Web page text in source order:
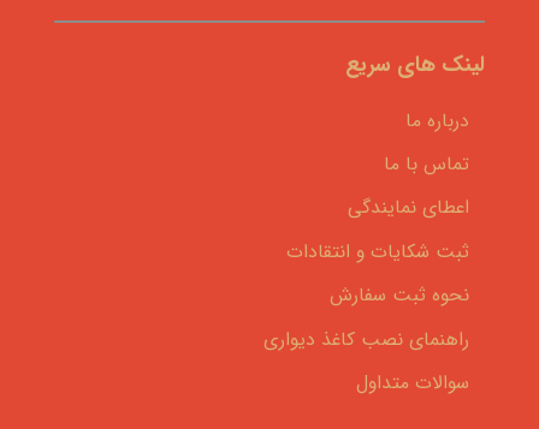
لینک های سریع
درباره ما
تماس با ما
اعطای نمایندگی
ثبت شکایات و انتقادات
نحوه ثبت سفارش
راهنمای نصب کاغذ دیواری
سوالات متداول